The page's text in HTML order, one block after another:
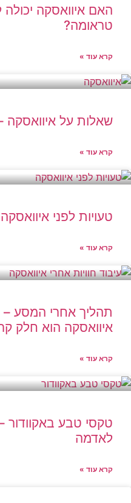
האם איוואסקה
טראומה?
קרא עוד »
שאלות על
קרא עוד »
טעויות לפני
קרא עוד »
תהליך אחרי המסע –
איוואסקה הוא חלק
קרא עוד »
טקסי טבע באקוודור
לאדמה
קרא עוד »